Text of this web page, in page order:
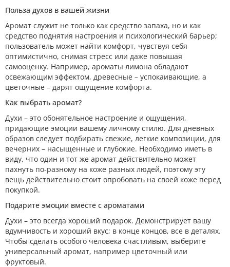
Польза духов в вашей жизни
Аромат служит не только как средство запаха, но и как
средство поднятия настроения и психологический барьер;
пользователь может найти комфорт, чувствуя себя
оптимистично, снимая стресс или даже повышая
самооценку. Например, ароматы лимона обладают
освежающим эффектом, древесные – успокаивающие, а
цветочные – дарят ощущение комфорта.
Как выбрать аромат?
Духи – это обонятельное настроение и ощущения,
придающие эмоции вашему личному стилю. Для дневных
образов следует подбирать свежие, легкие композиции, для
вечерних – насыщенные и глубокие. Необходимо иметь в
виду, что один и тот же аромат действительно может
пахнуть по-разному на коже разных людей, поэтому эту
вещь действительно стоит опробовать на своей коже перед
покупкой.
Подарите эмоции вместе с ароматами
Духи – это всегда хороший подарок. Демонстрирует вашу
вдумчивость и хороший вкус; в конце концов, все в деталях.
Чтобы сделать особого человека счастливым, выберите
универсальный аромат, например цветочный или
фруктовый.